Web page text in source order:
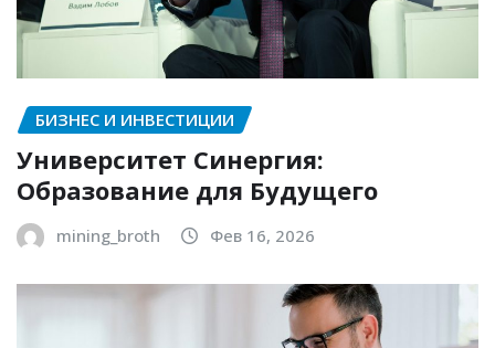
БИЗНЕС И ИНВЕСТИЦИИ
Университет Синергия:
Образование для Будущего
mining_broth Фев 16, 2026